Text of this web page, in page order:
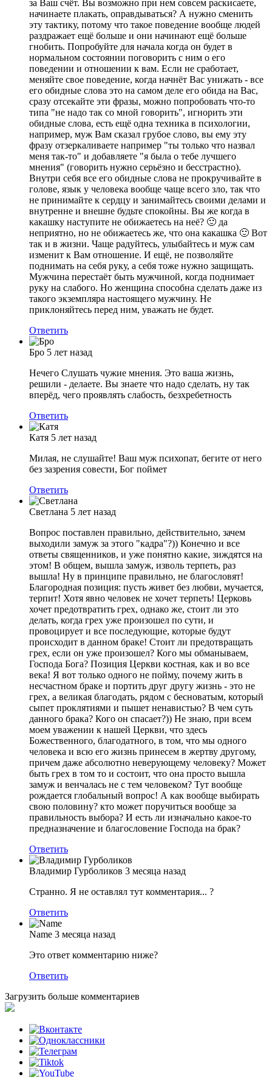
за Ваш счёт. Вы возможно при нем совсем раскисаете,
начинаете плакать, оправдываться? А нужно сменить
эту тактику, потому что такое поведение вообще людей
раздражает ещё больше и они начинают ещё больше
гнобить. Попробуйте для начала когда он будет в
нормальном состоянии поговорить с ним о его
поведении и отношении к вам. Если не сработает,
меняйте свое поведение, когда начнёт Вас унижать - все
его обидные слова это на самом деле его обида на Вас,
сразу отсекайте эти фразы, можно попробовать что-то
типа "не надо так со мной говорить", игнорить эти
обидные слова, есть ещё одна техника в психологии,
например, муж Вам сказал грубое слово, вы ему эту
фразу отзеркаливаете например "ты только что назвал
меня так-то" и добавляете "я была о тебе лучшего
мнения" (говорить нужно серьёзно и бесстрастно).
Внутри себя все его обидные слова не прокручивайте в
голове, язык у человека вообще чаще всего зло, так что
не принимайте к сердцу и занимайтесь своими делами и
внутренне и внешне будьте спокойны. Вы же когда в
какашку наступите не обижаетесь на неё? 🙂 да
неприятно, но не обижаетесь же, что она какашка 🙂 Вот
так и в жизни. Чаще радуйтесь, улыбайтесь и муж сам
изменит к Вам отношение. И ещё, не позволяйте
поднимать на себя руку, а себя тоже нужно защищать.
Мужчина перестаёт быть мужчиной, когда поднимает
руку на слабого. Но женщина способна сделать даже из
такого экземпляра настоящего мужчину. Не
приклоняйтесь перед ним, уважать не будет.
Ответить
Бро 5 лет назад
Нечего Слушать чужие мнения. Это ваша жизнь,
решили - делаете. Вы знаете что надо сделать, ну так
вперёд, чего проявлять слабость, безхребетность
Ответить
Катя 5 лет назад
Милая, не слушайте! Ваш муж психопат, бегите от него
без зазрения совести, Бог поймет
Ответить
Светлана 5 лет назад
Вопрос поставлен правильно, действительно, зачем
выходили замуж за этого "кадра"?)) Конечно и все
ответы священников, и уже понятно какие, зиждятся на
этом! В общем, вышла замуж, изволь терпеть, раз
вышла! Ну в принципе правильно, не благословят!
Благородная позиция: пусть живет без любви, мучается,
терпит! Хотя явно человек не хочет терпеть! Церковь
хочет предотвратить грех, однако же, стоит ли это
делать, когда грех уже произошел по сути, и
провоцирует и все последующие, которые будут
происходит в данном браке! Стоит ли предотвращать
грех, если он уже произошел? Кого мы обманываем,
Господа Бога? Позиция Церкви костная, как и во все
века! Я вот только одного не пойму, почему жить в
несчастном браке и портить друг другу жизнь - это не
грех, а великая благодать, рядом с бесноватым, который
сыпет проклятиями и пышет ненавистью? В чем суть
данного брака? Кого он спасает?)) Не знаю, при всем
моем уважении к нашей Церкви, что здесь
Божественного, благодатного, в том, что мы одного
человека и всю его жизнь принесем в жертву другому,
причем даже абсолютно неверующему человеку? Может
быть грех в том то и состоит, что она просто вышла
замуж и венчалась не с тем человеком? Тут вообще
рождается глобальный вопрос! А как вообще выбирать
свою половину? кто может поручиться вообще за
правильность выбора? И есть ли изначально какое-то
предназначение и благословение Господа на брак?
Ответить
Владимир Гурболиков 3 месяца назад
Странно. Я не оставлял тут комментария... ?
Ответить
Name 3 месяца назад
Это ответ комментарию ниже?
Ответить
Загрузить больше комментариев